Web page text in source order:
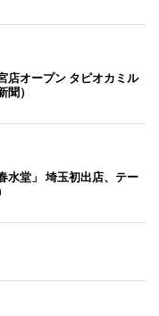
店オープン タピオカミル
）
水堂」 埼玉初出店、テー